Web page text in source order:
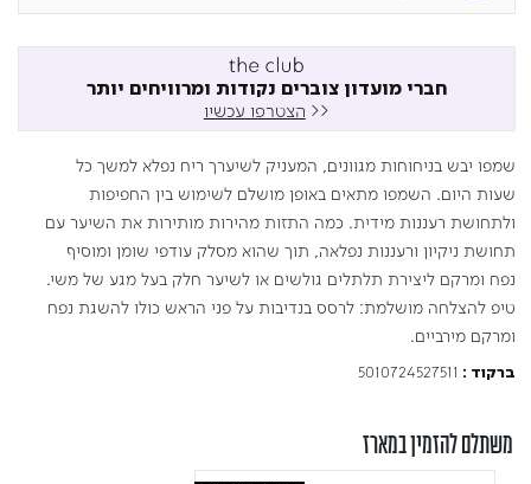
חברי מועדון צוברים נקודות ומרוויחים יותר
<< הצטרפו עכשיו
שמפו יבש בניחוחות מגוונים, המעניק לשיערך ריח נפלא למשך כל
שעות היום. השמפו מתאים באופן מושלם לשימוש בין החפיפות
ולתחושת רעננות מידית. כמה התזות מהירות מותירות את השיער עם
תחושת ניקיון ורעננות נפלאה, תוך שהוא מסלק עודפי שומן ומוסיף
נפח ומרקם ליצירת תלתלים גולשים או לשיער חלק בעל מגע של משי.
טיפ להצלחה מושלמת: לרסס בנדיבות על פני הראש כולו להשגת נפח
ומרקם מירביים.
ברקוד : 5010724527511
משתלם להזמין במארז